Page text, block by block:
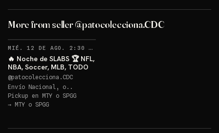
More from seller @patocolecciona.CDC
MIÉ. 12 DE AGO. 2:30 AM
🔥 Noche de SLABS 🏆 NFL,
NBA, Soccer, MLB, TODO
@patocolecciona.CDC
Envío Nacional, o..
Pickup en MTY o SPGG
→ MTY o SPGG